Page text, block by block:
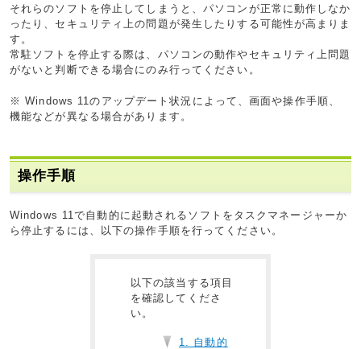
それらのソフトを停止してしまうと、パソコンが正常に動作しなか
ったり、セキュリティ上の問題が発生したりする可能性が高まりま
す。
常駐ソフトを停止する際は、パソコンの動作やセキュリティ上問題
がないと判断できる場合にのみ行ってください。
※ Windows 11のアップデート状況によって、画面や操作手順、
機能などが異なる場合があります。
操作手順
Windows 11で自動的に起動されるソフトをタスクマネージャーか
ら停止するには、以下の操作手順を行ってください。
以下の該当する項目
を確認してくださ
い。
1. 自動的